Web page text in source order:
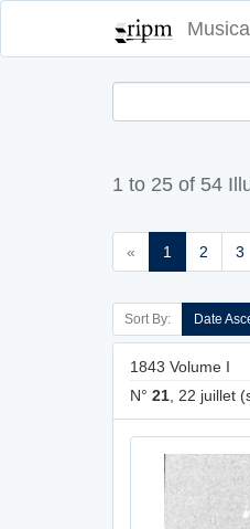
1 to 25 of 54
« 1 2 3
Sort By: Date
1843 Volume I
N° 21 , 22 juillet